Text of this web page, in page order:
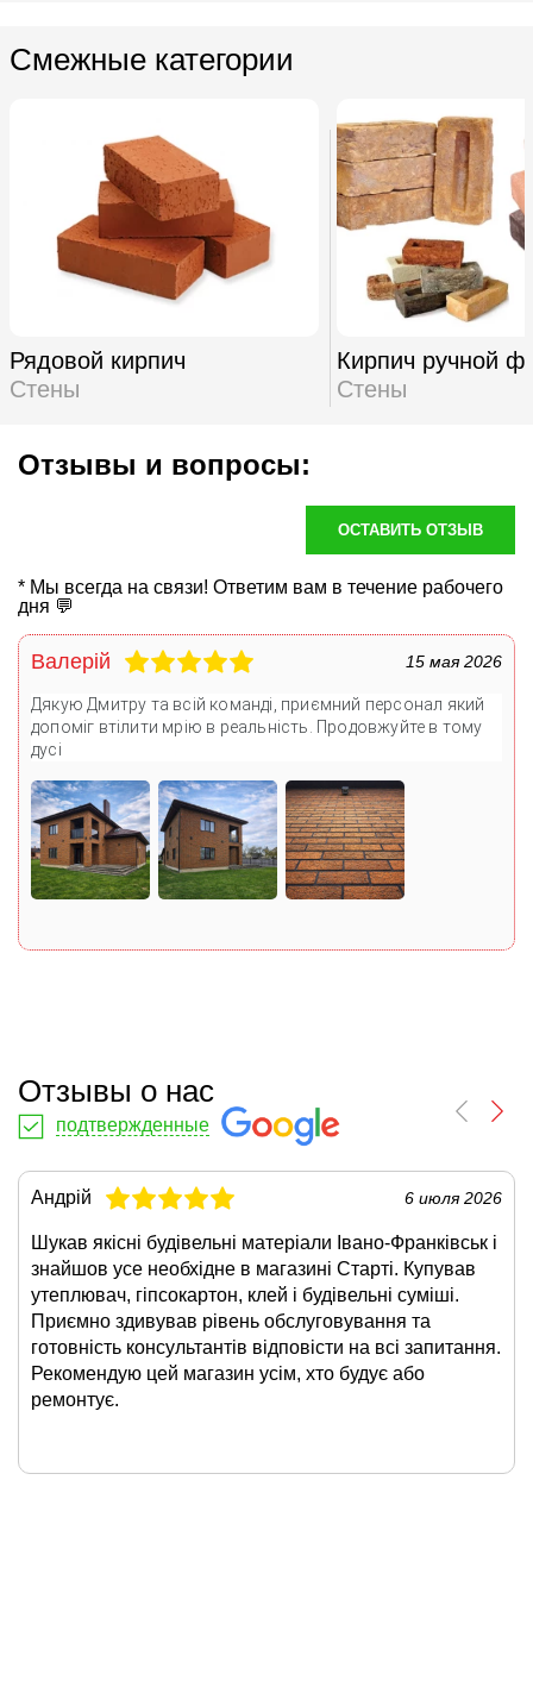
Смежные категории
Рядовой кирпич
Стены
Кирпич ручной
Стены
Отзывы и вопросы:
ОСТАВИТЬ ОТЗЫВ
* Мы всегда на связи! Ответим вам в течение рабочего
дня 💬
Валерій 15 мая 2026
Дякую Дмитру та всій команді, приємний персонал який
допоміг втілити мрію в реальність. Продовжуйте в тому
дусі
Отзывы о нас
подтвержденные
Андрій 6 июля 2026
Шукав якісні будівельні матеріали Івано-Франківськ і
знайшов усе необхідне в магазині Старті. Купував
утеплювач, гіпсокартон, клей і будівельні суміші.
Приємно здивував рівень обслуговування та
готовність консультантів відповісти на всі запитання.
Рекомендую цей магазин усім, хто будує або
ремонтує.